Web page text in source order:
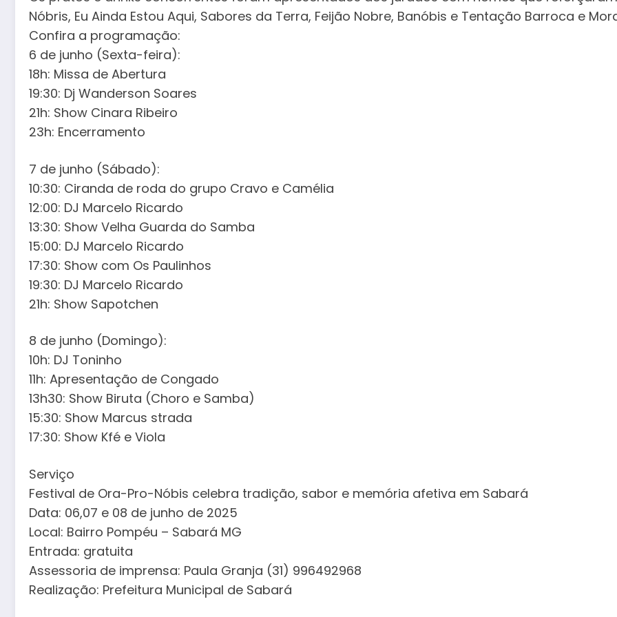
Nóbris, Eu Ainda Estou Aqui, Sabores da Terra, Feijão Nobre, Banóbis e Tentação Barroca e
Confira a programação:
6 de junho (Sexta-feira):
18h: Missa de Abertura
19:30: Dj Wanderson Soares
21h: Show Cinara Ribeiro
23h: Encerramento
7 de junho (Sábado):
10:30: Ciranda de roda do grupo Cravo e Camélia
12:00: DJ Marcelo Ricardo
13:30: Show Velha Guarda do Samba
15:00: DJ Marcelo Ricardo
17:30: Show com Os Paulinhos
19:30: DJ Marcelo Ricardo
21h: Show Sapotchen
8 de junho (Domingo):
10h: DJ Toninho
11h: Apresentação de Congado
13h30: Show Biruta (Choro e Samba)
15:30: Show Marcus strada
17:30: Show Kfé e Viola
Serviço
Festival de Ora-Pro-Nóbis celebra tradição, sabor e memória afetiva em Sabará
Data: 06,07 e 08 de junho de 2025
Local: Bairro Pompéu – Sabará MG
Entrada: gratuita
Assessoria de imprensa: Paula Granja (31) 996492968
Realização: Prefeitura Municipal de Sabará